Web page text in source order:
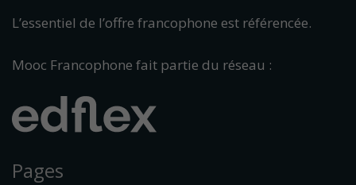
L’essentiel de l’offre francophone est référencée.
Mooc Francophone fait partie du réseau :
Pages